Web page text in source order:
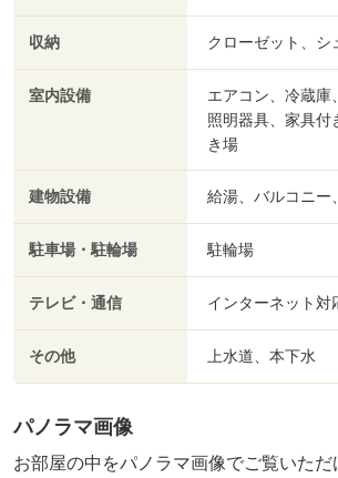
収納 クローゼット、シ
室内設備
エアコン、冷蔵庫
照明器具、家具付
き場
建物設備 給湯、バルコニー
駐車場・駐輪場 駐輪場
テレビ・通信 インターネット対
その他 上水道、本下水
パノラマ画像
お部屋の中をパノラマ画像でご覧いただ